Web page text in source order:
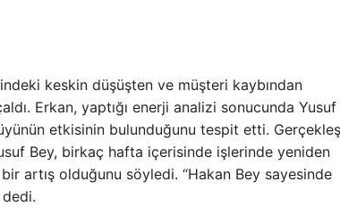
keskin düşüşten ve müşteri kaybından
Erkan, yaptığı enerji analizi sonucunda Yusuf
etkisinin bulunduğunu tespit etti.
Bey, birkaç hafta içerisinde işlerinde yeniden
artış olduğunu söyledi. “Hakan Bey sayesinde